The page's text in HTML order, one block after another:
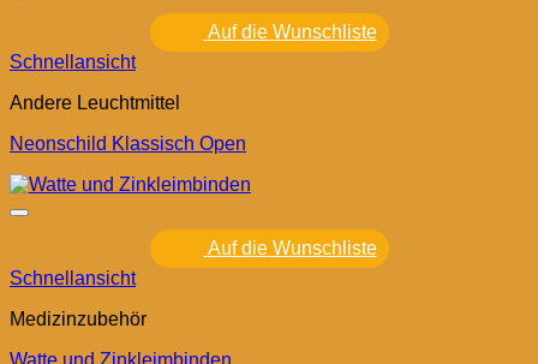
Auf die Wunschliste
Schnellansicht
Andere Leuchtmittel
Neonschild Klassisch Open
Auf die Wunschliste
Schnellansicht
Medizinzubehör